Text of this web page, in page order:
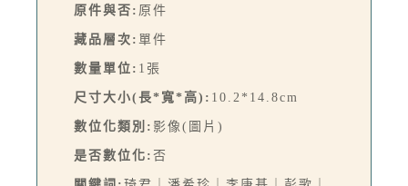
原件與否: 原件
藏品層次: 單件
數量單位: 1張
尺寸大小(長*寬*高): 10.2*14.8cm
數位化類別: 影像(圖片)
是否數位化: 否